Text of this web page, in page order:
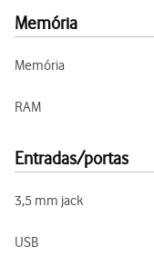
Memória
Memória
RAM
Entradas/portas
3,5 mm jack
USB